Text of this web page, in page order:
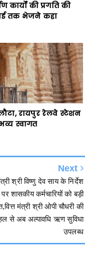
की प्रगति की
तक भेजने कहा
रायपुर रेलवे स्टेशन
स्वागत
Next
श्री विष्णु देव साय के निर्देश
पर शासकीय कर्मचारियों को बड़ी
मंत्री श्री ओपी चौधरी की
से अब अल्पावधि ऋण सुविधा
उपलब्ध